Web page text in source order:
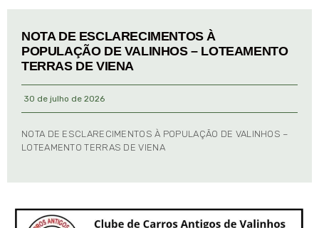
NOTA DE ESCLARECIMENTOS À
POPULAÇÃO DE VALINHOS – LOTEAMENTO
TERRAS DE VIENA
30 de julho de 2026
NOTA DE ESCLARECIMENTOS À POPULAÇÃO DE VALINHOS –
LOTEAMENTO TERRAS DE VIENA